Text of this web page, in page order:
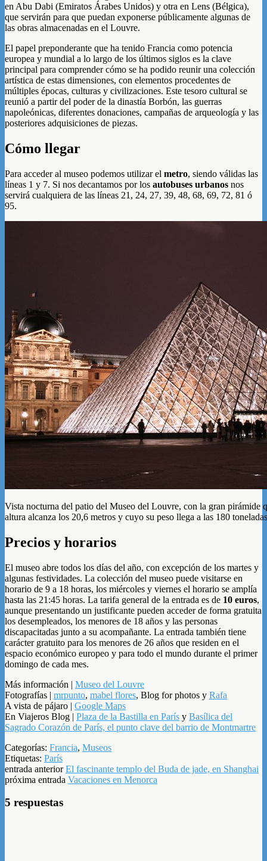
en Abu Dabi (Emiratos Árabes Unidos) y otra en Lens (Bélgica),
que servirán para que puedan exponerse públicamente algunas de
las obras almacenadas en el Louvre.
El papel preponderante que ha tenido Francia como potencia
europea y mundial a lo largo de los últimos siglos es la clave
principal para comprender cómo se ha podido reunir una colección
artística de estas dimensiones, con elementos procedentes de
múltiples épocas, culturas y civilizaciones. Este tesoro cultural se
reunió a partir del poder de la dinastía Borbón, las guerras
napoleónicas, diferentes donaciones, campañas de arqueología y las
posteriores adquisiciones de piezas.
Cómo llegar
Para acceder al museo podemos utilizar el metro, siendo válidas las
líneas 1 y 7. Si nos decantamos por los autobuses urbanos nos
servirá cualquiera de las líneas 21, 24, 27, 39, 48, 68, 69, 72, 81 ó
95.
Vista nocturna del patio del Museo del Louvre, con la gran pirámide
altura alcanza los 20,6 metros y cuyo su peso llega a las 180 toneladas
Precios y horarios
El museo abre todos los días del año, con excepción de los martes y
algunas festividades. La colección del museo puede visitarse en
horario de 9 a 18 horas, los miércoles y viernes el horario se amplía
hasta las 21:45 horas. La tarifa general de la entrada es de 10 euros,
aunque presentando un justificante pueden acceder de forma gratuita
los desempleados, los menores de 18 años y las personas
discapacitadas junto a su acompañante. La entrada también tiene
carácter gratuito para los menores de 26 años que residen en el
espacio económico europeo y para todo el mundo durante el primer
domingo de cada mes.
Más información | Museo del Louvre
Fotografías | mrpunto, mabel flores, Blog for photos y Rafa
A vista de pájaro | Google Maps
En Viajeros Blog | Plaza de la Bastilla en París y Basílica del
Sagrado Corazón de París, el punto clave del barrio de Montmartre
Categorías: Francia, Museos
Etiquetas: París
entrada anteriorEl fascinante templo del Buda de jade, en Shanghai
próxima entrada Vacaciones en Menorca
5 respuestas